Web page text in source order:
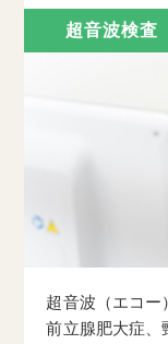
超音波（エコー
前立腺肥大症、
超音波検査